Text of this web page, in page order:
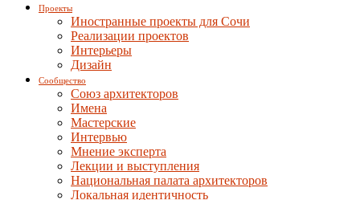
Проекты
Иностранные проекты для Сочи
Реализации проектов
Интерьеры
Дизайн
Сообщество
Союз архитекторов
Имена
Мастерские
Интервью
Мнение эксперта
Лекции и выступления
Национальная палата архитекторов
Локальная идентичность